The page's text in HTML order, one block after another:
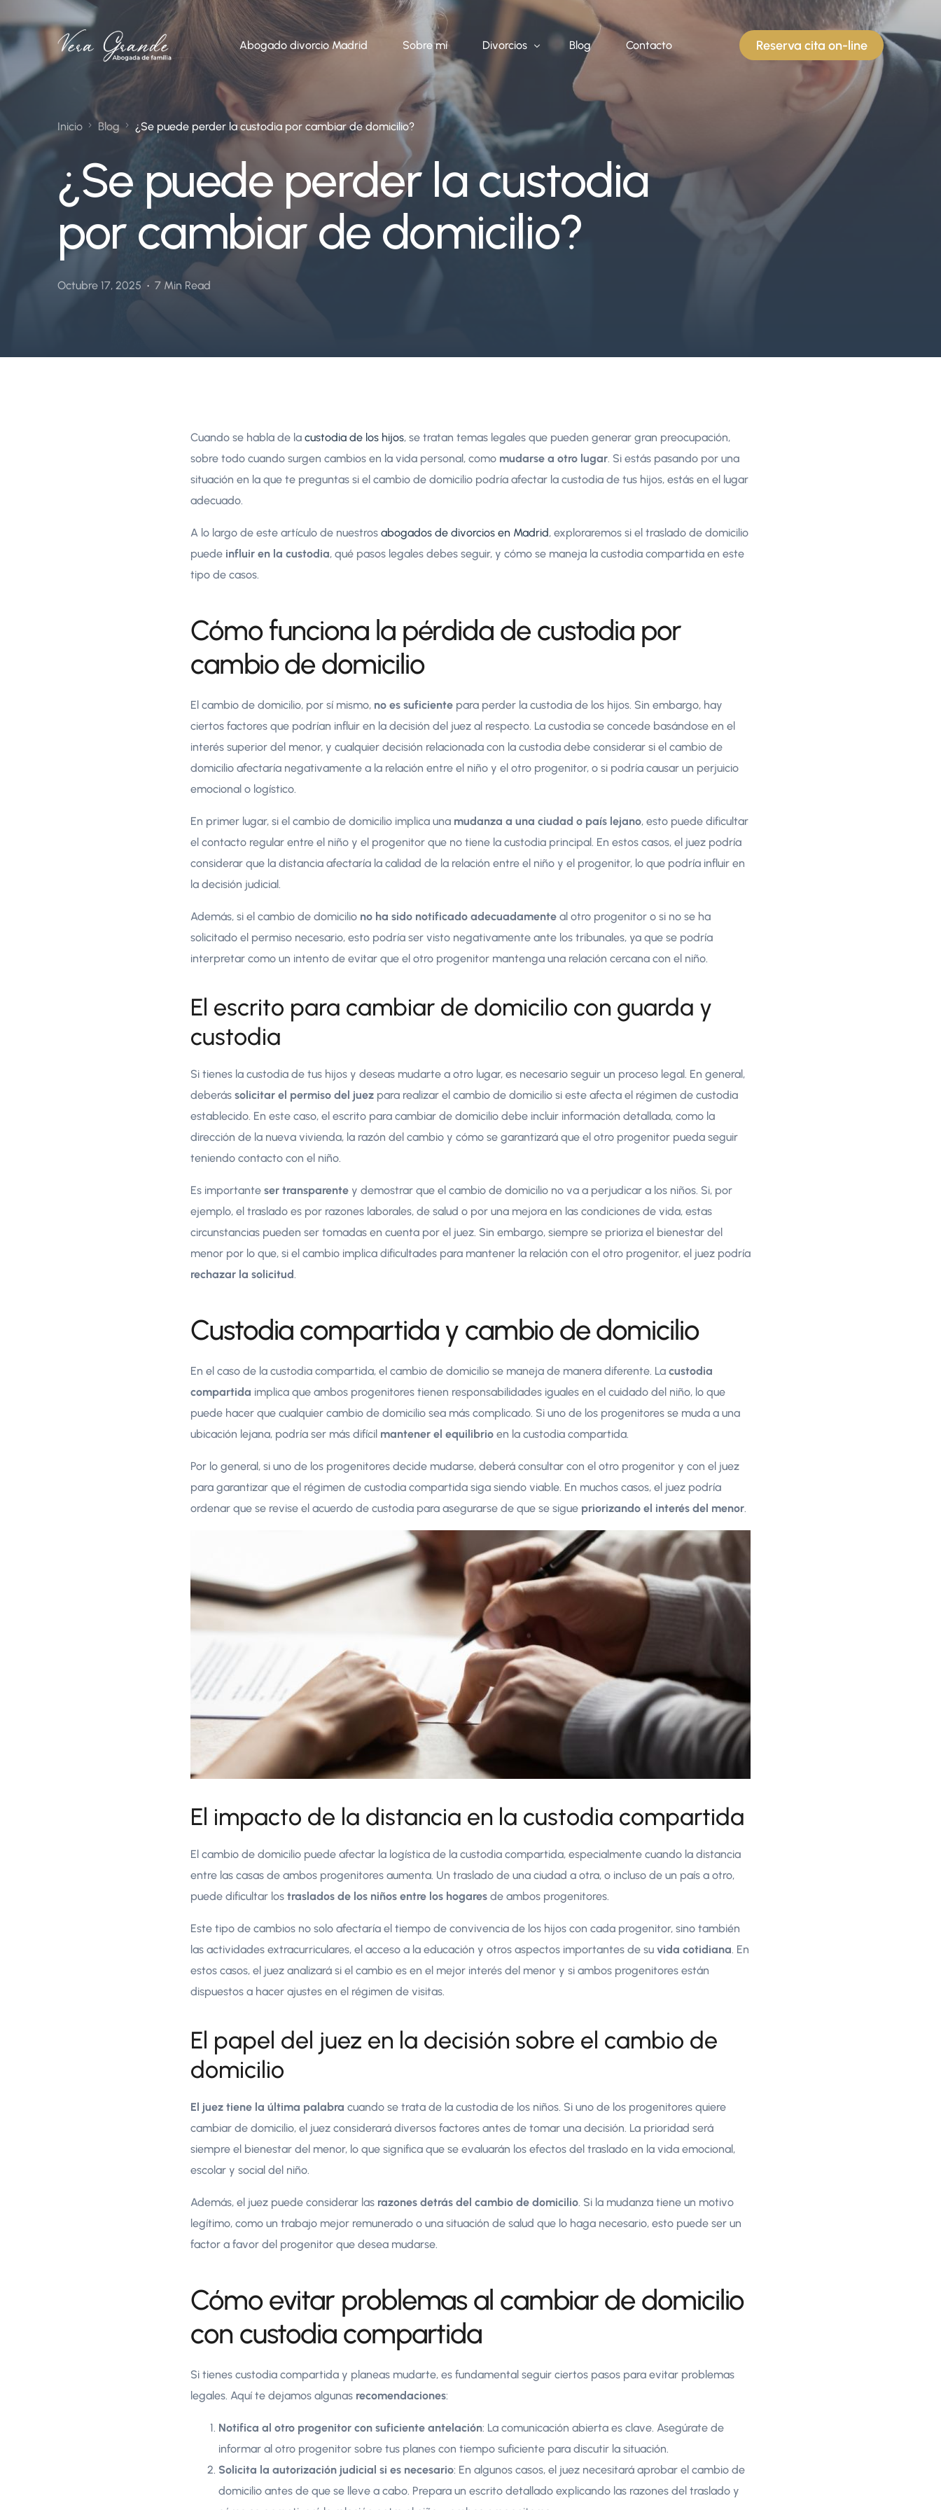
Abogado divorcio Madrid Sobre mí Divorcios
Divorcio con hijos
Divorcio de mutuo acuerdo
Divorcio contencioso
Divorcio ante notario
Blog Contacto Reserva cita on-line
Inicio Blog ¿Se puede perder la custodia por cambiar de domicilio?
¿Se puede perder la custodia
por cambiar de domicilio?
Octubre 17, 2025 7 Min Read
Cuando se habla de la custodia de los hijos, se tratan temas legales que pueden generar gran preocupación,
sobre todo cuando surgen cambios en la vida personal, como mudarse a otro lugar. Si estás pasando por una
situación en la que te preguntas si el cambio de domicilio podría afectar la custodia de tus hijos, estás en el lugar
adecuado.
A lo largo de este artículo de nuestros abogados de divorcios en Madrid, exploraremos si el traslado de domicilio
puede influir en la custodia, qué pasos legales debes seguir, y cómo se maneja la custodia compartida en este
tipo de casos.
Cómo funciona la pérdida de custodia por
cambio de domicilio
El cambio de domicilio, por sí mismo, no es suficiente para perder la custodia de los hijos. Sin embargo, hay
ciertos factores que podrían influir en la decisión del juez al respecto. La custodia se concede basándose en el
interés superior del menor, y cualquier decisión relacionada con la custodia debe considerar si el cambio de
domicilio afectaría negativamente a la relación entre el niño y el otro progenitor, o si podría causar un perjuicio
emocional o logístico.
En primer lugar, si el cambio de domicilio implica una mudanza a una ciudad o país lejano, esto puede dificultar
el contacto regular entre el niño y el progenitor que no tiene la custodia principal. En estos casos, el juez podría
considerar que la distancia afectaría la calidad de la relación entre el niño y el progenitor, lo que podría influir en
la decisión judicial.
Además, si el cambio de domicilio no ha sido notificado adecuadamente al otro progenitor o si no se ha
solicitado el permiso necesario, esto podría ser visto negativamente ante los tribunales, ya que se podría
interpretar como un intento de evitar que el otro progenitor mantenga una relación cercana con el niño.
El escrito para cambiar de domicilio con guarda y
custodia
Si tienes la custodia de tus hijos y deseas mudarte a otro lugar, es necesario seguir un proceso legal. En general,
deberás solicitar el permiso del juez para realizar el cambio de domicilio si este afecta el régimen de custodia
establecido. En este caso, el escrito para cambiar de domicilio debe incluir información detallada, como la
dirección de la nueva vivienda, la razón del cambio y cómo se garantizará que el otro progenitor pueda seguir
teniendo contacto con el niño.
Es importante ser transparente y demostrar que el cambio de domicilio no va a perjudicar a los niños. Si, por
ejemplo, el traslado es por razones laborales, de salud o por una mejora en las condiciones de vida, estas
circunstancias pueden ser tomadas en cuenta por el juez. Sin embargo, siempre se prioriza el bienestar del
menor por lo que, si el cambio implica dificultades para mantener la relación con el otro progenitor, el juez podría
rechazar la solicitud.
Custodia compartida y cambio de domicilio
En el caso de la custodia compartida, el cambio de domicilio se maneja de manera diferente. La custodia
compartida implica que ambos progenitores tienen responsabilidades iguales en el cuidado del niño, lo que
puede hacer que cualquier cambio de domicilio sea más complicado. Si uno de los progenitores se muda a una
ubicación lejana, podría ser más difícil mantener el equilibrio en la custodia compartida.
Por lo general, si uno de los progenitores decide mudarse, deberá consultar con el otro progenitor y con el juez
para garantizar que el régimen de custodia compartida siga siendo viable. En muchos casos, el juez podría
ordenar que se revise el acuerdo de custodia para asegurarse de que se sigue priorizando el interés del menor.
El impacto de la distancia en la custodia compartida
El cambio de domicilio puede afectar la logística de la custodia compartida, especialmente cuando la distancia
entre las casas de ambos progenitores aumenta. Un traslado de una ciudad a otra, o incluso de un país a otro,
puede dificultar los traslados de los niños entre los hogares de ambos progenitores.
Este tipo de cambios no solo afectaría el tiempo de convivencia de los hijos con cada progenitor, sino también
las actividades extracurriculares, el acceso a la educación y otros aspectos importantes de su vida cotidiana. En
estos casos, el juez analizará si el cambio es en el mejor interés del menor y si ambos progenitores están
dispuestos a hacer ajustes en el régimen de visitas.
El papel del juez en la decisión sobre el cambio de
domicilio
El juez tiene la última palabra cuando se trata de la custodia de los niños. Si uno de los progenitores quiere
cambiar de domicilio, el juez considerará diversos factores antes de tomar una decisión. La prioridad será
siempre el bienestar del menor, lo que significa que se evaluarán los efectos del traslado en la vida emocional,
escolar y social del niño.
Además, el juez puede considerar las razones detrás del cambio de domicilio. Si la mudanza tiene un motivo
legítimo, como un trabajo mejor remunerado o una situación de salud que lo haga necesario, esto puede ser un
factor a favor del progenitor que desea mudarse.
Cómo evitar problemas al cambiar de domicilio
con custodia compartida
Si tienes custodia compartida y planeas mudarte, es fundamental seguir ciertos pasos para evitar problemas
legales. Aquí te dejamos algunas recomendaciones:
Notifica al otro progenitor con suficiente antelación: La comunicación abierta es clave. Asegúrate de
informar al otro progenitor sobre tus planes con tiempo suficiente para discutir la situación.
Solicita la autorización judicial si es necesario: En algunos casos, el juez necesitará aprobar el cambio de
domicilio antes de que se lleve a cabo. Prepara un escrito detallado explicando las razones del traslado y